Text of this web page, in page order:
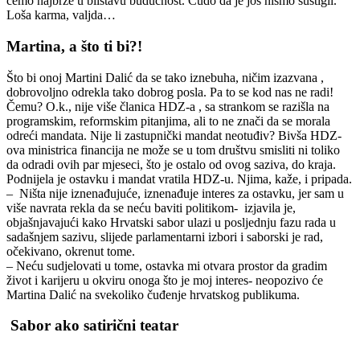
Loša karma, valjda…
Martina, a što ti bi?!
Što bi onoj Martini Dalić da se tako iznebuha, ničim izazvana ,
dobrovoljno odrekla tako dobrog posla. Pa to se kod nas ne radi!
Čemu? O.k., nije više članica HDZ-a , sa strankom se razišla na
programskim, reformskim pitanjima, ali to ne znači da se morala
odreći mandata. Nije li zastupnički mandat neotuđiv? Bivša HDZ-
ova ministrica financija ne može se u tom društvu smisliti ni toliko
da odradi ovih par mjeseci, što je ostalo od ovog saziva, do kraja.
Podnijela je ostavku i mandat vratila HDZ-u. Njima, kaže, i pripada.
– Ništa nije iznenađujuće, iznenađuje interes za ostavku, jer sam u
više navrata rekla da se neću baviti politikom- izjavila je,
objašnjavajući kako Hrvatski sabor ulazi u posljednju fazu rada u
sadašnjem sazivu, slijede parlamentarni izbori i saborski je rad,
očekivano, okrenut tome.
– Neću sudjelovati u tome, ostavka mi otvara prostor da gradim
život i karijeru u okviru onoga što je moj interes- neopozivo će
Martina Dalić na svekoliko čuđenje hrvatskog publikuma.
Sabor ako satirični teatar